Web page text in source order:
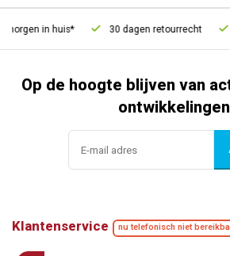
in huis* 30 dagen retourrecht
Op de hoogte blijven van
Klantenservice nu telefonisch niet